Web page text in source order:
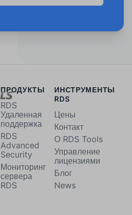
ПРОДУКТЫ
RDS
Удаленная
поддержка
RDS
Advanced
Security
Мониторинг
сервера
RDS
ИНСТРУМЕНТЫ
RDS
Цены
Контакт
О RDS Tools
Управление
лицензиями
Блог
News